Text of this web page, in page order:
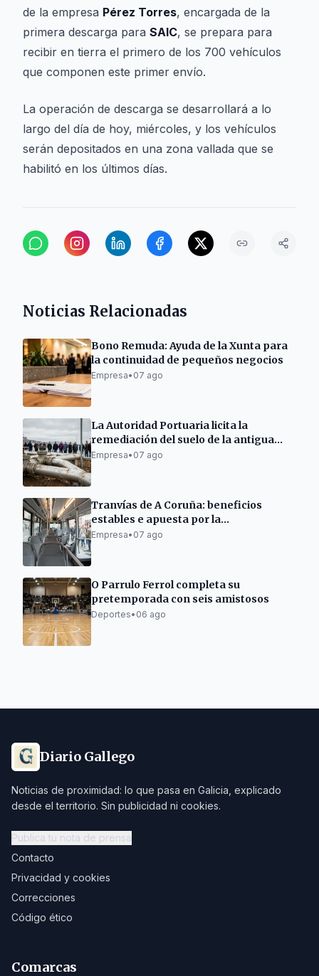
de la empresa Pérez Torres, encargada de la
primera descarga para SAIC, se prepara para
recibir en tierra el primero de los 700 vehículos
que componen este primer envío.
La operación de descarga se desarrollará a lo
largo del día de hoy, miércoles, y los vehículos
serán depositados en una zona vallada que se
habilitó en los últimos días.
Noticias Relacionadas
Bono Remuda: Ayuda de la Xunta para
la continuidad de pequeños negocios
Empresa• 07 ago
La Autoridad Portuaria licita la
remediación del suelo de la antigua
gasolinera de As Pías
Empresa• 07 ago
Tranvías de A Coruña: beneficios
estables e apuesta por la
electromovilidad
Empresa• 07 ago
O Parrulo Ferrol completa su
pretemporada con seis amistosos
Deportes• 06 ago
Diario Gallego
Noticias de proximidad: lo que pasa en Galicia, explicado
desde el territorio. Sin publicidad ni cookies.
Publica tu nota de prensa
Contacto
Privacidad y cookies
Correcciones
Código ético
Comarcas